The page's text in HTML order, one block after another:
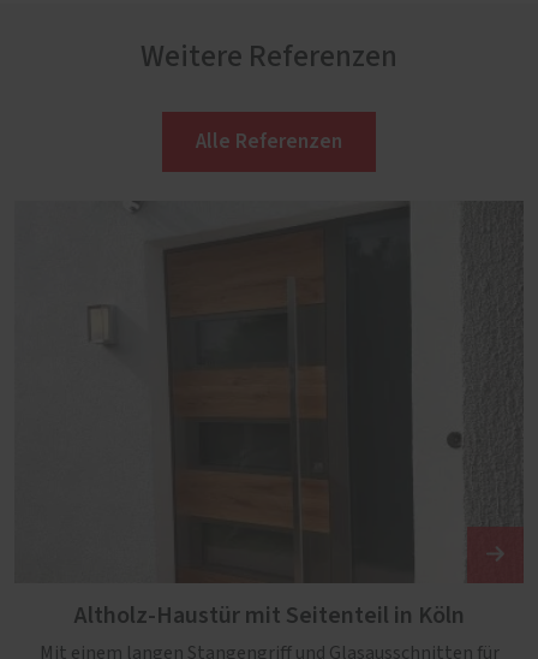
Weitere Referenzen
Alle Referenzen
Altholz-Haustür mit Seitenteil in Köln
Mit einem langen Stangengriff und Glasausschnitten für